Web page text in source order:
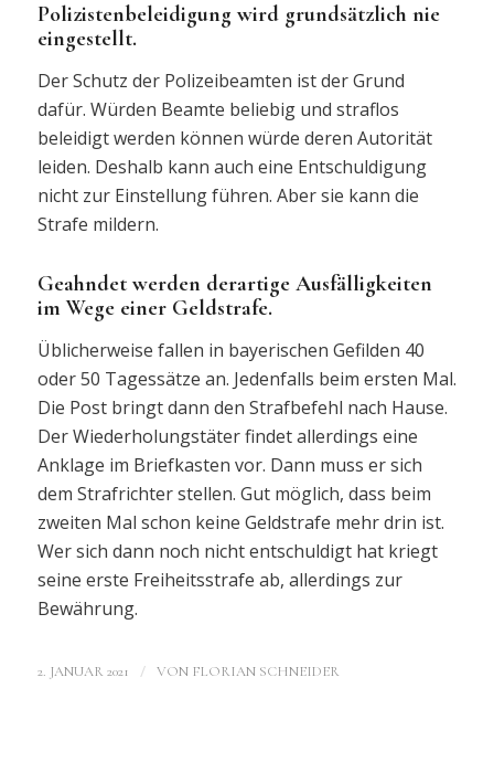
Polizistenbeleidigung wird grundsätzlich nie
eingestellt.
Der Schutz der Polizeibeamten ist der Grund
dafür. Würden Beamte beliebig und straflos
beleidigt werden können würde deren Autorität
leiden. Deshalb kann auch eine Entschuldigung
nicht zur Einstellung führen. Aber sie kann die
Strafe mildern.
Geahndet werden derartige Ausfälligkeiten
im Wege einer Geldstrafe.
Üblicherweise fallen in bayerischen Gefilden 40
oder 50 Tagessätze an. Jedenfalls beim ersten Mal.
Die Post bringt dann den Strafbefehl nach Hause.
Der Wiederholungstäter findet allerdings eine
Anklage im Briefkasten vor. Dann muss er sich
dem Strafrichter stellen. Gut möglich, dass beim
zweiten Mal schon keine Geldstrafe mehr drin ist.
Wer sich dann noch nicht entschuldigt hat kriegt
seine erste Freiheitsstrafe ab, allerdings zur
Bewährung.
2. JANUAR 2021 / VON FLORIAN SCHNEIDER